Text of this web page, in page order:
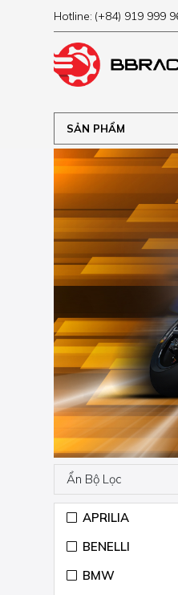
Hotline: (+84) 919 999
Miễn
SẢN PHẨM
Ẩn Bộ Lọc
APRILIA
BENELLI
BMW